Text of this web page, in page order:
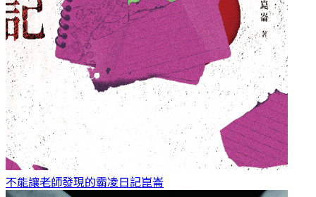
不能讓老師發現的霸凌日記崑崙